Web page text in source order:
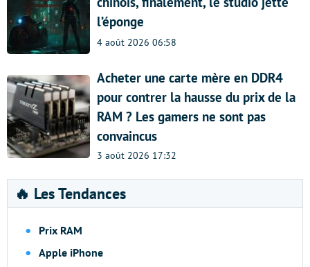
l’éponge
4 août 2026 06:58
Acheter une carte mère en DDR4
pour contrer la hausse du prix de la
RAM ? Les gamers ne sont pas
convaincus
3 août 2026 17:32
🔥 Les Tendances
Prix RAM
Apple iPhone